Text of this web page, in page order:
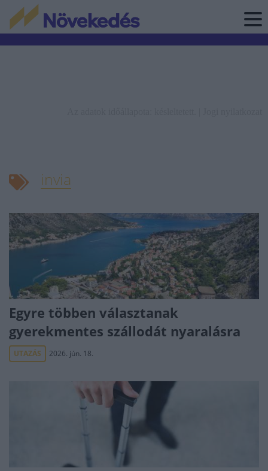
invia
Egyre többen választanak
gyerekmentes szállodát nyaralásra
UTAZÁS 2026. jún. 18.